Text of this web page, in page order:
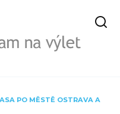
PO MĚSTĚ OSTRAVA A